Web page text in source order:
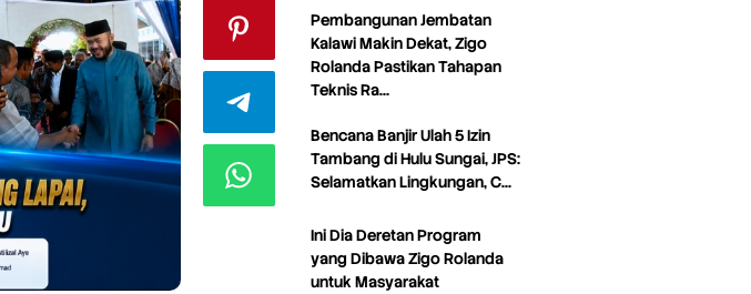
Pembangunan Jembatan
Kalawi Makin Dekat, Zigo
Rolanda Pastikan Tahapan
Teknis Ra…
Bencana Banjir Ulah 5 Izin
Tambang di Hulu Sungai, JPS:
Selamatkan Lingkungan, C…
Ini Dia Deretan Program
yang Dibawa Zigo Rolanda
untuk Masyarakat